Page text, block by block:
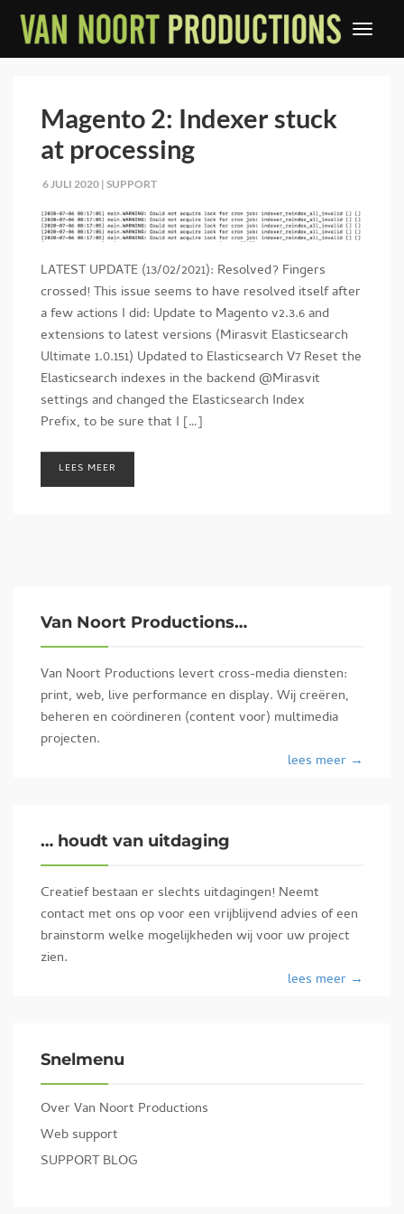
Magento 2: Indexer stuck
at processing
6 JULI 2020 | SUPPORT
LATEST UPDATE (13/02/2021): Resolved? Fingers
crossed! This issue seems to have resolved itself after
a few actions I did: Update to Magento v2.3.6 and
extensions to latest versions (Mirasvit Elasticsearch
Ultimate 1.0.151) Updated to Elasticsearch V7 Reset the
Elasticsearch indexes in the backend @Mirasvit
settings and changed the Elasticsearch Index
Prefix, to be sure that I […]
LEES MEER
Van Noort Productions…
Van Noort Productions levert cross-media diensten:
print, web, live performance en display. Wij creëren,
beheren en coördineren (content voor) multimedia
projecten.
lees meer →
… houdt van uitdaging
Creatief bestaan er slechts uitdagingen! Neemt
contact met ons op voor een vrijblijvend advies of een
brainstorm welke mogelijkheden wij voor uw project
zien.
lees meer →
Snelmenu
Over Van Noort Productions
Web support
SUPPORT BLOG